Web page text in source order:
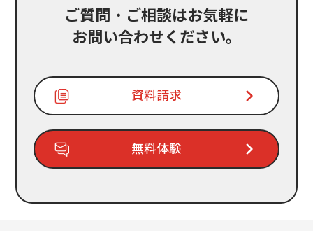
ご質問・ご相談はお気軽に
お問い合わせください。
資料請求
無料体験